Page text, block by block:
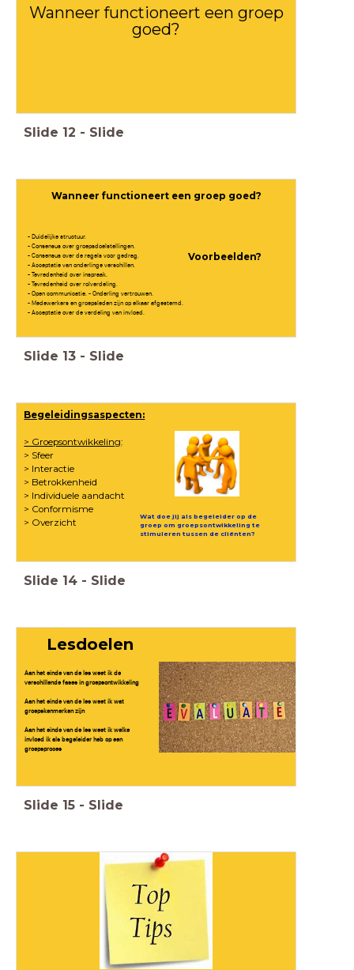
Wanneer functioneert een groep
goed?
Slide 12 - Slide
Wanneer functioneert een groep goed?
- Duidelijke structuur.
- Consensus over groepsdoelstellingen.
- Consensus over de regels voor gedrag.
- Acceptatie van onderlinge verschillen.
- Tevredenheid over inspraak.
- Tevredenheid over rolverdeling.
- Open communicatie. - Onderling vertrouwen.
- Medewerkers en groepsleden zijn op elkaar afgestemd.
- Acceptatie over de verdeling van invloed.
Voorbeelden?
Slide 13 - Slide
Begeleidingsaspecten:
> Groepsontwikkeling:
> Sfeer
> Interactie
> Betrokkenheid
> Individuele aandacht
> Conformisme
> Overzicht
Wat doe jij als begeleider op de
groep om groepsontwikkeling te
stimuleren tussen de cliënten?
Slide 14 - Slide
Lesdoelen
Aan het einde van de les weet ik de
verschillende fases in groepsontwikkeling
Aan het einde van de les weet ik wat
groepskenmerken zijn
Aan het einde van de les weet ik welke
invloed ik als begeleider heb op een
groepsproces
Slide 15 - Slide